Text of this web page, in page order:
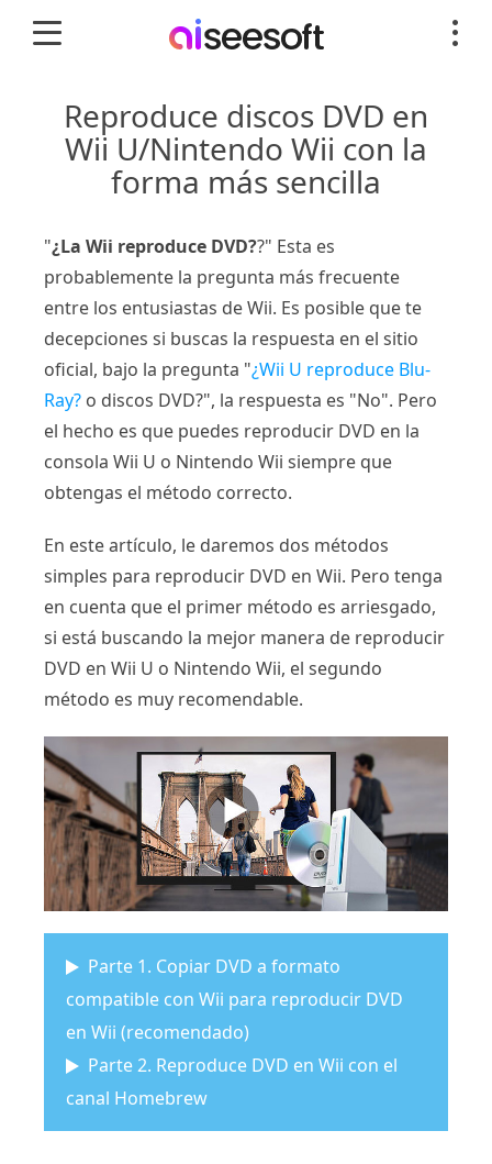
Reproduce discos DVD en
Wii U/Nintendo Wii con la
forma más sencilla
"¿La Wii reproduce DVD??" Esta es
probablemente la pregunta más frecuente
entre los entusiastas de Wii. Es posible que te
decepciones si buscas la respuesta en el sitio
oficial, bajo la pregunta "¿Wii U reproduce Blu-
Ray? o discos DVD?", la respuesta es "No". Pero
el hecho es que puedes reproducir DVD en la
consola Wii U o Nintendo Wii siempre que
obtengas el método correcto.
En este artículo, le daremos dos métodos
simples para reproducir DVD en Wii. Pero tenga
en cuenta que el primer método es arriesgado,
si está buscando la mejor manera de reproducir
DVD en Wii U o Nintendo Wii, el segundo
método es muy recomendable.
Parte 1. Copiar DVD a formato
compatible con Wii para reproducir DVD
en Wii (recomendado)
Parte 2. Reproduce DVD en Wii con el
canal Homebrew